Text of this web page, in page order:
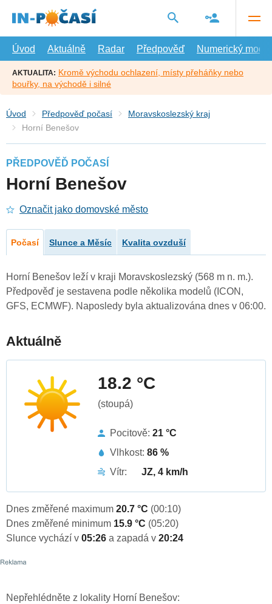
hlavní
Úvod
Aktuálně Radar Předpověď Numerický model
AKTUALITA: Kromě východu ochlazení, místy přeháňky nebo
bouřky, na východě i silné
Úvod Předpověď počasí
Moravskoslezský kraj
Horní Benešov
PŘEDPOVĚĎ POČASÍ
Horní Benešov
Označit jako domovské město
Počasí Slunce a Měsíc Kvalita ovzduší
Horní Benešov leží v kraji Moravskoslezský (568 m n. m.).
Předpověď je sestavena podle několika modelů (ICON,
GFS, ECMWF). Naposledy byla aktualizována dnes v 06:00.
Aktuálně
18.2 °C
(stoupá)
Pocitově: 21 °C
Vlhkost: 86 %
Vítr:
JZ, 4 km/h
Dnes změřené maximum 20.7 °C (00:10)
Dnes změřené minimum 15.9 °C (05:20)
Slunce vychází v 05:26 a zapadá v 20:24
Nepřehlédněte z lokality Horní Benešov: